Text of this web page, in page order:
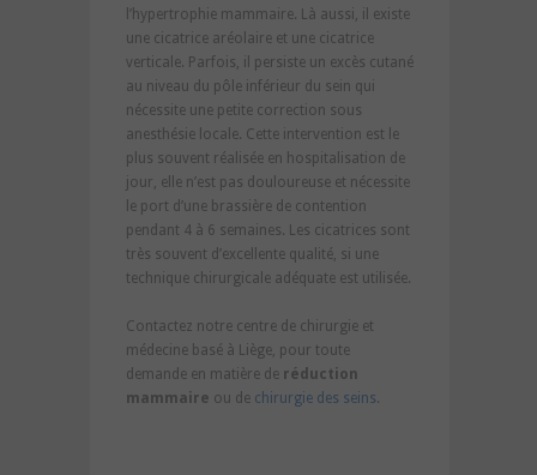
l’hypertrophie mammaire. Là aussi, il existe
une cicatrice aréolaire et une cicatrice
verticale. Parfois, il persiste un excès cutané
au niveau du pôle inférieur du sein qui
nécessite une petite correction sous
anesthésie locale. Cette intervention est le
plus souvent réalisée en hospitalisation de
jour, elle n’est pas douloureuse et nécessite
le port d’une brassière de contention
pendant 4 à 6 semaines. Les cicatrices sont
très souvent d’excellente qualité, si une
technique chirurgicale adéquate est utilisée.
Contactez notre centre de chirurgie et
médecine basé à Liège, pour toute
demande en matière de réduction
mammaire ou de chirurgie des seins.